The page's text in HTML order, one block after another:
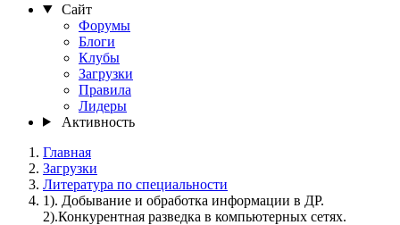
Сайт
Форумы
Блоги
Клубы
Загрузки
Правила
Лидеры
Активность
Главная
Загрузки
Литература по специальности
1). Добывание и обработка информации в ДР.
2).Конкурентная разведка в компьютерных сетях.